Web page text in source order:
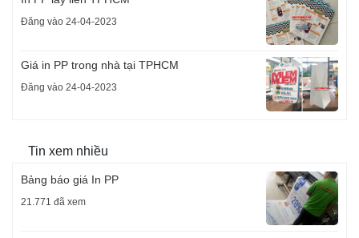
Đăng vào 24-04-2023
Giá in PP trong nhà tại TPHCM
Đăng vào 24-04-2023
Tin xem nhiều
Bảng báo giá In PP
21.771 đã xem